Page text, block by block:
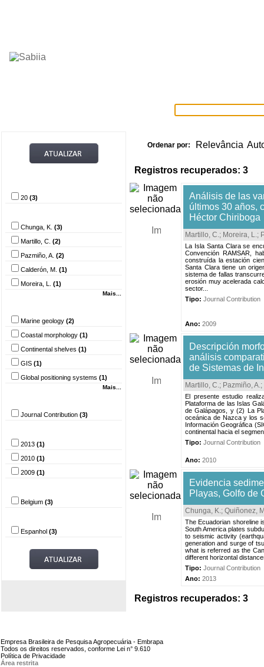
20 (3)
Chunga, K. (3)
Martillo, C. (2)
Pazmiño, A. (2)
Calderón, M. (1)
Moreira, L. (1)
Mais...
Marine geology (2)
Coastal morphology (1)
Continental shelves (1)
GIS (1)
Global positioning systems (1)
Mais...
Journal Contribution (3)
2013 (1)
2010 (1)
2009 (1)
Belgium (3)
Espanhol (3)
Ordenar por: Relevância
Registros recuperados: 3
Análisis de las
últimos 30 años,
Héctor Chiriboga
Martillo, C.; Moreira, L.;
La Isla Santa Clara se
Convención RAMSAR,
construída la estación
Santa Clara tiene un
sistema de fallas
erosión muy acelerada
sector...
Tipo: Journal Contribution
Ano: 2009
Descripción
análisis
de Sistemas de
Martillo, C.; Pazmiño, A.;
El presente estudio
Plataforma de las Islas
de Galápagos, y (2) La
oceánica de Nazca y los
Información Geográfica
continental hacia el
Tipo: Journal Contribution
Ano: 2010
Evidencia
Playas, Golfo de
Chunga, K.; Quiñonez,
The Ecuadorian shoreline
South America plates
to seismic activity
generation and surge of
what is referred as the
different horizontal
Tipo: Journal Contribution
Ano: 2013
Registros recuperados: 3
Empresa Brasileira de Pesquisa Agropecuária - Embrapa
Todos os direitos reservados, conforme Lei n° 9.610
Política de Privacidade
Área restrita